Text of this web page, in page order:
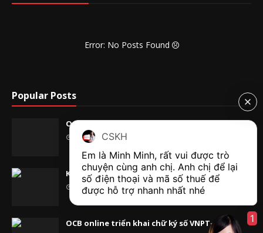
Error: No Posts Found
Popular Posts
OCB áp dụng ngân hàng điện tử
Tháng 10 10, 2013
Khó khăn với chữ ký số
Tháng 10 10, 2013
OCB online triển khai chữ ký số VNPT-CA
CSKH
Em là Minh Minh, rất vui được trò
chuyện cùng anh chị. Anh chị để lại
số điện thoại và mã số thuế để
được hỗ trợ nhanh nhất nhé
1